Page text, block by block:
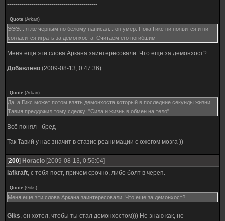
---------------------------------------------
Quote (Arkan)
ЭЭЭ... я же черным по белому написал... он умер. Пока Гикс ни появится и ни
согласится играть за демонхоста. Считаем его погибшим
Меня еще эти слова Аркана заинтересовали. Что еще за демонхост?
Добавлено (2009-08-13, 0:47:36)
---------------------------------------------
Quote (Arkan)
Да, а Гикс может потом взять демонхоста который в последние секунды жизни
Тавия преддожил тому сделку: "Сила и жизнь в обмен на тело"
Всё понял - бред
Так Тавий у нас значит в стазис реанимации с ожогом мозга ))
[200] Horacio [2009-08-13, 0:56:04]
lafkraft, с тебя пост, причем срочно, либо болт в череп.
Quote (Giks)
Меня еще эти слова Аркана заинтересовали. Что еще за демонхост?
Giks, он хотел, чтобы ты стал демонхостом))) Не знаю как, не